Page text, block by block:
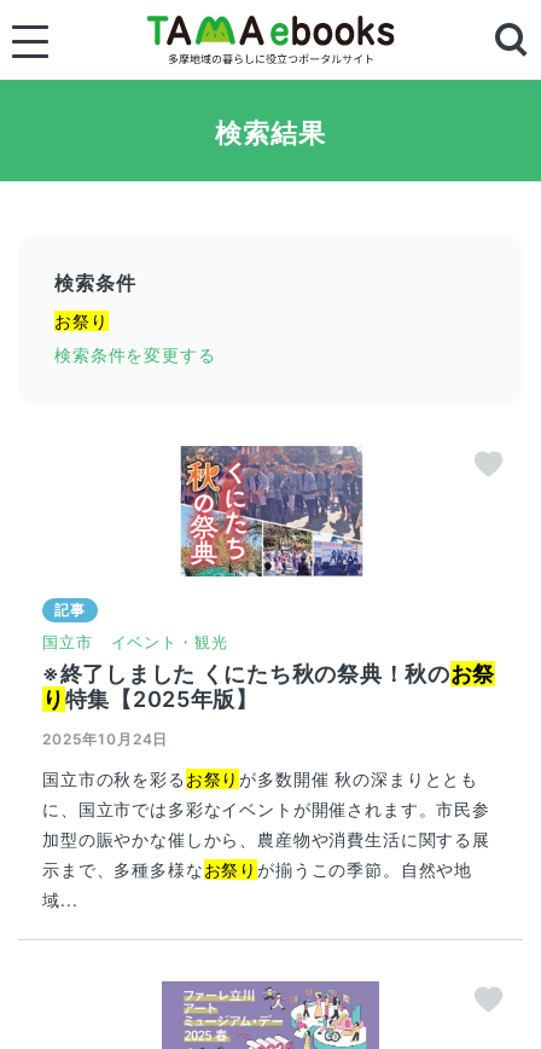
検索結果
検索条件
お祭り
検索条件を変更する
記事
国立市 イベント・観光
※終了しました くにたち秋の祭典！秋のお祭
り特集【2025年版】
2025年10月24日
国立市の秋を彩る お祭りが多数開催 秋の深まりととも
に、国立市では多彩なイベントが開催されます。市民参
加型の賑やかな催しから、農産物や消費生活に関する展
示まで、多種多様なお祭りが揃うこの季節。自然や地
域...